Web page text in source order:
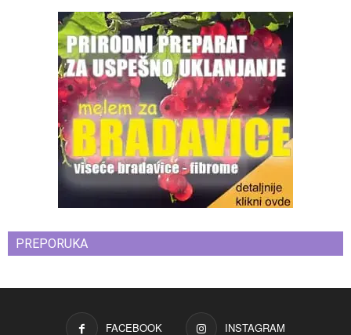
PREPORUKA
FACEBOOK INSTAGRAM